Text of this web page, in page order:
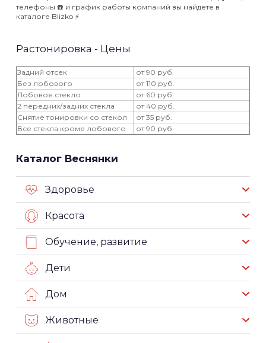
телефоны ☎️ и график работы компаний вы найдёте в
каталоге Blizko ⚡️
Растонировка - Цены
Задний отсек
от 90 руб.
Без лобового
от 110 руб.
Лобовое стекло
от 60 руб.
2 передних/задних стекла
от 40 руб.
Снятие тонировки со стекол
от 35 руб.
Все стекла кроме лобового
от 90 руб.
Каталог Веснянки
Здоровье
Красота
Обучение, развитие
Дети
Дом
Животные